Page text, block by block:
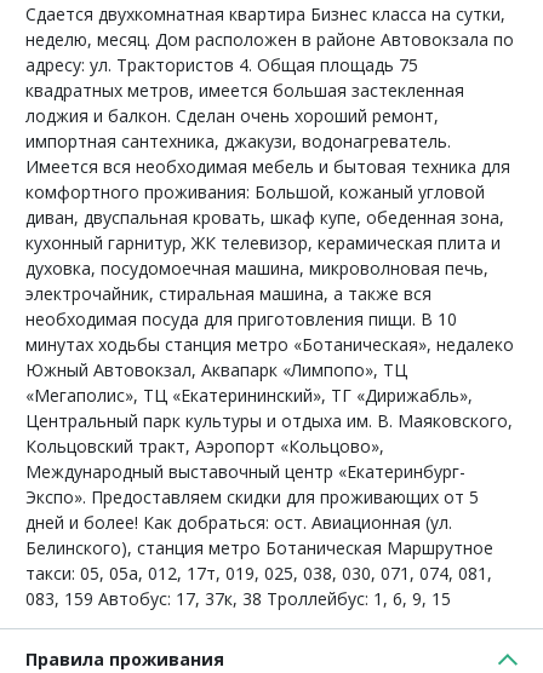
Сдается двухкомнатная квартира Бизнес класса на сутки,
неделю, месяц. Дом расположен в районе Автовокзала по
адресу: ул. Трактористов 4. Общая площадь 75
квадратных метров, имеется большая застекленная
лоджия и балкон. Сделан очень хороший ремонт,
импортная сантехника, джакузи, водонагреватель.
Имеется вся необходимая мебель и бытовая техника для
комфортного проживания: Большой, кожаный угловой
диван, двуспальная кровать, шкаф купе, обеденная зона,
кухонный гарнитур, ЖК телевизор, керамическая плита и
духовка, посудомоечная машина, микроволновая печь,
электрочайник, стиральная машина, а также вся
необходимая посуда для приготовления пищи. В 10
минутах ходьбы станция метро «Ботаническая», недалеко
Южный Автовокзал, Аквапарк «Лимпопо», ТЦ
«Мегаполис», ТЦ «Екатерининский», ТГ «Дирижабль»,
Центральный парк культуры и отдыха им. В. Маяковского,
Кольцовский тракт, Аэропорт «Кольцово»,
Международный выставочный центр «Екатеринбург-
Экспо». Предоставляем скидки для проживающих от 5
дней и более! Как добраться: ост. Авиационная (ул.
Белинского), станция метро Ботаническая Маршрутное
такси: 05, 05а, 012, 17т, 019, 025, 038, 030, 071, 074, 081,
083, 159 Автобус: 17, 37к, 38 Троллейбус: 1, 6, 9, 15
Правила проживания